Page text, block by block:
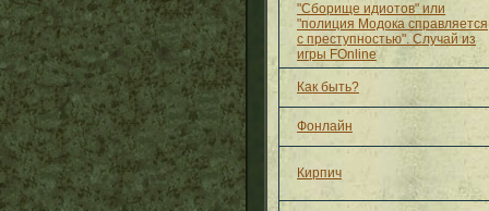
"Сборище идиотов" или
"полиция Модока справляется
с преступностью". Случай из
игры FOnline
Как быть?
Фонлайн
Кирпич